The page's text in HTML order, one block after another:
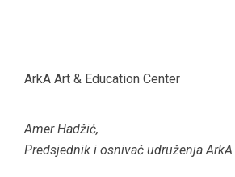
ArkA Art & Education Center
Amer Hadžić,
Predsjednik i osnivač udruženja ArkA